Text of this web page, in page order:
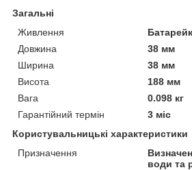
Загальні
Живлення
Довжина
38 мм
Ширина
38 мм
Висота
188 мм
Вага
0.098 кг
Гарантійний термін
3 міс
Користувальницькі характеристики
Призначення
води та